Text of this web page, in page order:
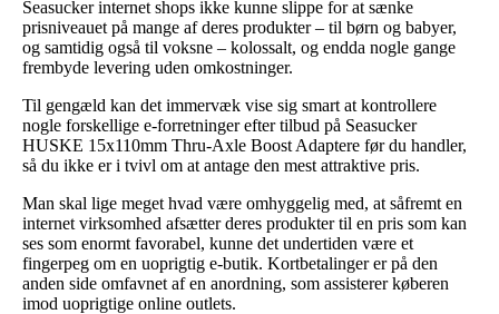
Seasucker internet shops ikke kunne slippe for at sænke
prisniveauet på mange af deres produkter – til børn og babyer,
og samtidig også til voksne – kolossalt, og endda nogle gange
frembyde levering uden omkostninger.
Til gengæld kan det immervæk vise sig smart at kontrollere
nogle forskellige e-forretninger efter tilbud på Seasucker
HUSKE 15x110mm Thru-Axle Boost Adaptere før du handler,
så du ikke er i tvivl om at antage den mest attraktive pris.
Man skal lige meget hvad være omhyggelig med, at såfremt en
internet virksomhed afsætter deres produkter til en pris som kan
ses som enormt favorabel, kunne det undertiden være et
fingerpeg om en uoprigtig e-butik. Kortbetalinger er på den
anden side omfavnet af en anordning, som assisterer køberen
imod uoprigtige online outlets.